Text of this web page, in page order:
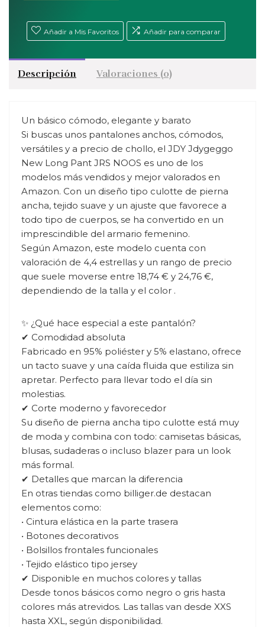
Añadir a Mis Favoritos Añadir para comparar
Descripción Valoraciones (0)
Un básico cómodo, elegante y barato
Si buscas unos pantalones anchos, cómodos,
versátiles y a precio de chollo, el JDY Jdygeggo
New Long Pant JRS NOOS es uno de los
modelos más vendidos y mejor valorados en
Amazon. Con un diseño tipo culotte de pierna
ancha, tejido suave y un ajuste que favorece a
todo tipo de cuerpos, se ha convertido en un
imprescindible del armario femenino.
Según Amazon, este modelo cuenta con
valoración de 4,4 estrellas y un rango de precio
que suele moverse entre 18,74 € y 24,76 €,
dependiendo de la talla y el color .
✨ ¿Qué hace especial a este pantalón?
✔ Comodidad absoluta
Fabricado en 95% poliéster y 5% elastano, ofrece
un tacto suave y una caída fluida que estiliza sin
apretar. Perfecto para llevar todo el día sin
molestias.
✔ Corte moderno y favorecedor
Su diseño de pierna ancha tipo culotte está muy
de moda y combina con todo: camisetas básicas,
blusas, sudaderas o incluso blazer para un look
más formal.
✔ Detalles que marcan la diferencia
En otras tiendas como billiger.de destacan
elementos como:
• Cintura elástica en la parte trasera
• Botones decorativos
• Bolsillos frontales funcionales
• Tejido elástico tipo jersey
✔ Disponible en muchos colores y tallas
Desde tonos básicos como negro o gris hasta
colores más atrevidos. Las tallas van desde XXS
hasta XXL, según disponibilidad.